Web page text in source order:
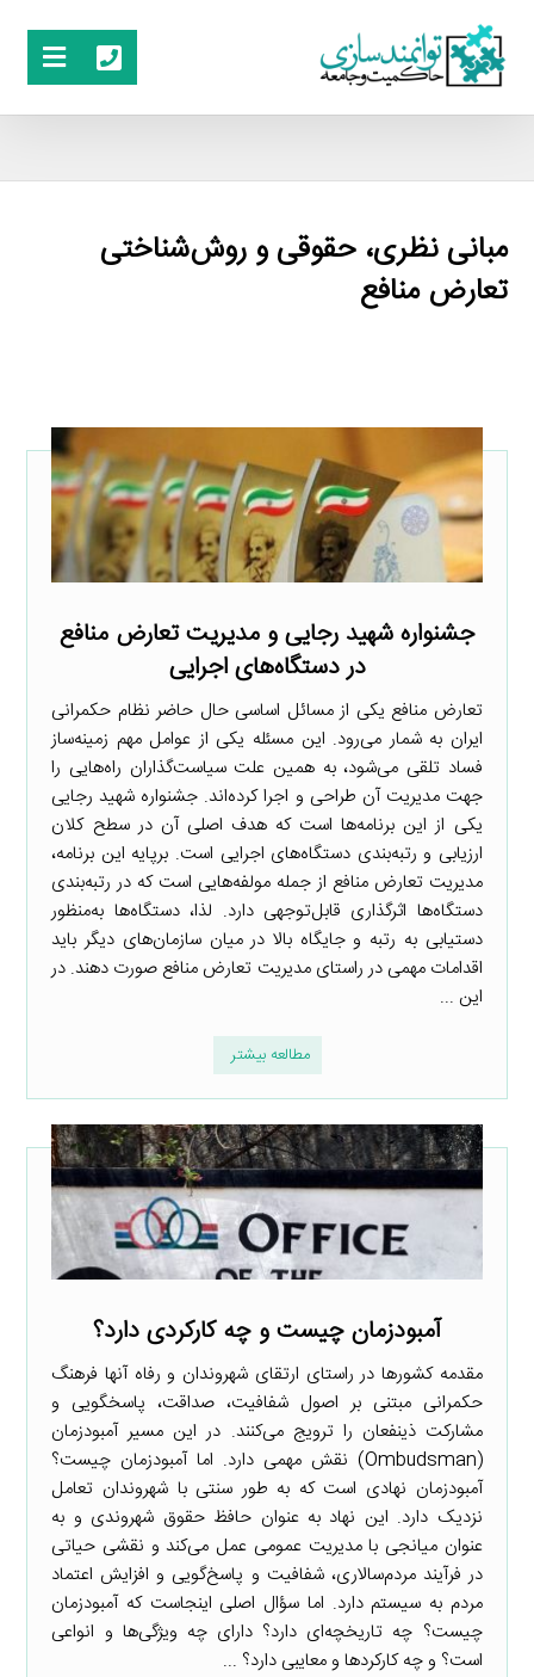
مبانی نظری، حقوقی و روش‌شناختی
تعارض منافع
جشنواره شهید رجایی و مدیریت تعارض منافع
در دستگاه‌های اجرایی
تعارض منافع یکی از مسائل اساسی حال حاضر نظام حکمرانی
ایران به شمار می‌رود. این مسئله یکی از عوامل مهم زمینه‌ساز
فساد تلقی می‌شود، به همین علت سیاست‌گذاران راه‌هایی را
جهت مدیریت آن طراحی و اجرا کرده‌اند. جشنواره شهید رجایی
یکی از این برنامه‌ها است که هدف اصلی آن در سطح کلان
ارزیابی و رتبه‌بندی دستگاه‌های اجرایی است. برپایه این برنامه،
مدیریت تعارض منافع از جمله مولفه‌هایی است که در رتبه‌بندی
دستگاه‌ها اثرگذاری قابل‌توجهی دارد. لذا، دستگاه‌ها به‌منظور
دستیابی به رتبه و جایگاه بالا در میان سازمان‌های دیگر باید
اقدامات مهمی در راستای مدیریت تعارض منافع صورت دهند. در
این ...
مطالعه بیشتر
آمبودزمان چیست و چه کارکردی دارد؟
مقدمه کشورها در راستای ارتقای شهروندان و رفاه آنها فرهنگ
حکمرانی مبتنی بر اصول شفافیت، صداقت، پاسخگویی و
مشارکت ذینفعان را ترویج می‌کنند. در این مسیر آمبودزمان
(Ombudsman) نقش مهمی دارد. اما آمبودزمان چیست؟
آمبودزمان نهادی است که به طور سنتی با شهروندان تعامل
نزدیک دارد. این نهاد به عنوان حافظ حقوق شهروندی و به
عنوان میانجی با مدیریت عمومی عمل می‌کند و نقشی حیاتی
در فرآیند مردم‌سالاری، شفافیت و پاسخ‌گویی و افزایش اعتماد
مردم به سیستم دارد. اما سؤال اصلی اینجاست که آمبودزمان
چیست؟ چه تاریخچه‌ای دارد؟ دارای چه ویژگی‌ها و انواعی
است؟ و چه کارکردها و معایبی دارد؟ ...